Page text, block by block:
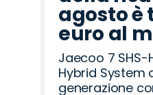
agosto è
euro al
Jaecoo 7
Hybrid System
generazione